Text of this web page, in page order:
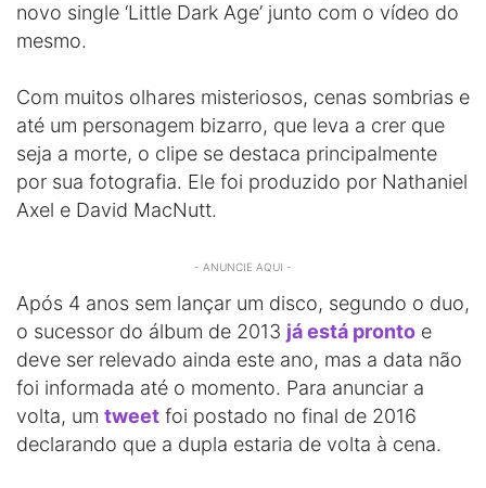
novo single ‘Little Dark Age’ junto com o vídeo do
mesmo.
Com muitos olhares misteriosos, cenas sombrias e
até um personagem bizarro, que leva a crer que
seja a morte, o clipe se destaca principalmente
por sua fotografia. Ele foi produzido por Nathaniel
Axel e David MacNutt.
- ANUNCIE AQUI -
Após 4 anos sem lançar um disco, segundo o duo,
o sucessor do álbum de 2013 já está pronto e
deve ser relevado ainda este ano, mas a data não
foi informada até o momento. Para anunciar a
volta, um tweet foi postado no final de 2016
declarando que a dupla estaria de volta à cena.